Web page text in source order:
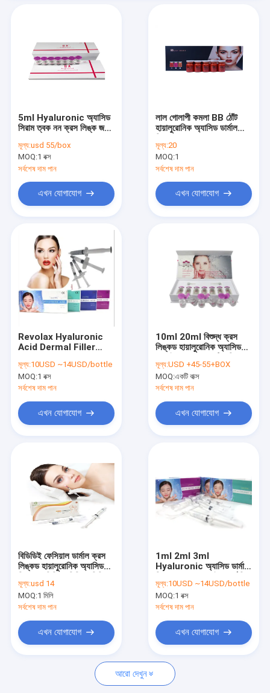
পণ্য
আমাদের সম্পর্কে
কারখানা ভ্রমণ
আমাদের সাথে যোগাযোগ করুন
উদ্ধৃতির জন্য আবেদন
5ml Hyaluronic অ্যাসিড
সিরাম ত্বক নন ক্রস লিঙ্ক জন্য
মূল্য:usd 55/box
MOQ:1 বক্স
সর্বশেষ দাম পান
এখন যোগাযোগ
লাল গোলাপী কমলা BB ঠোঁট
হায়ালুরোনিক অ্যাসিড ডার্মাল
মূল্য:20
MOQ:1
সর্বশেষ দাম পান
এখন যোগাযোগ
Revolax Hyaluronic
Acid Dermal Filler
10ml
মূল্য:10USD ~14USD/bottle
MOQ:1 বক্স
সর্বশেষ দাম পান
এখন যোগাযোগ
10ml 20ml বিশুদ্ধ ক্রস
লিঙ্কড হায়ালুরোনিক অ্যাসিড
মূল্য:USD +45-55+BOX
MOQ:একটি বাক্স
সর্বশেষ দাম পান
এখন যোগাযোগ
বিডিডিই ফেসিয়াল ডার্মাল ক্রস
লিঙ্কড হায়ালুরোনিক অ্যাসিড
মূল্য:usd 14
MOQ:1 মিলি
সর্বশেষ দাম পান
এখন যোগাযোগ
1ml 2ml 3ml
Hyaluronic অ্যাসিড ডার্মাল
আল্ট্রা ডিপ
মূল্য:10USD ~14USD/bottle
MOQ:1 বক্স
সর্বশেষ দাম পান
এখন যোগাযোগ
আরো দেখুন